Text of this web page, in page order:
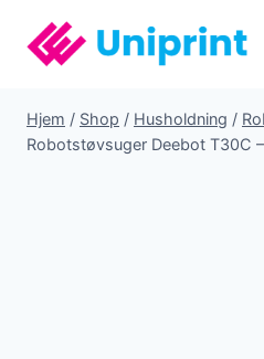
indhold
Hjem / Shop / Husholdning /
Robotstøvsuger Deebot T30C